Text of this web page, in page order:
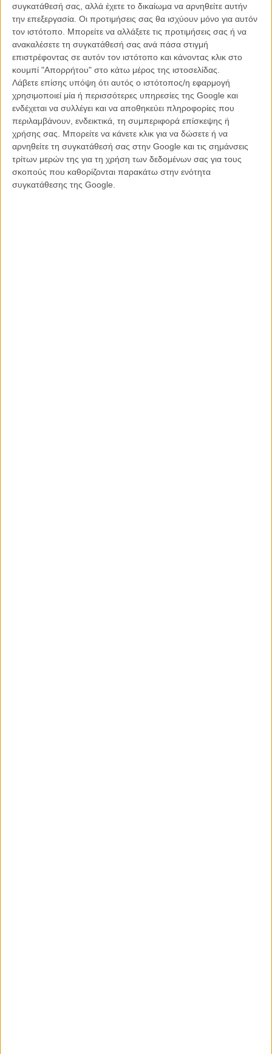
συγκατάθεσή σας, αλλά έχετε το δικαίωμα να αρνηθείτε αυτήν
την επεξεργασία. Οι προτιμήσεις σας θα ισχύουν μόνο για αυτόν
τον ιστότοπο. Μπορείτε να αλλάξετε τις προτιμήσεις σας ή να
ανακαλέσετε τη συγκατάθεσή σας ανά πάσα στιγμή
επιστρέφοντας σε αυτόν τον ιστότοπο και κάνοντας κλικ στο
κουμπί "Απορρήτου" στο κάτω μέρος της ιστοσελίδας.
Λάβετε επίσης υπόψη ότι αυτός ο ιστότοπος/η εφαρμογή
χρησιμοποιεί μία ή περισσότερες υπηρεσίες της Google και
ενδέχεται να συλλέγει και να αποθηκεύει πληροφορίες που
περιλαμβάνουν, ενδεικτικά, τη συμπεριφορά επίσκεψης ή
χρήσης σας. Μπορείτε να κάνετε κλικ για να δώσετε ή να
αρνηθείτε τη συγκατάθεσή σας στην Google και τις σημάνσεις
τρίτων μερών της για τη χρήση των δεδομένων σας για τους
σκοπούς που καθορίζονται παρακάτω στην ενότητα
συγκατάθεσης της Google.